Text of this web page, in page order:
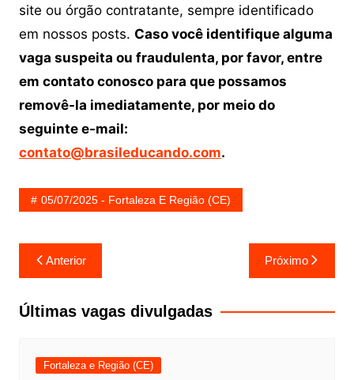
site ou órgão contratante, sempre identificado
em nossos posts. Caso você identifique alguma
vaga suspeita ou fraudulenta, por favor, entre
em contato conosco para que possamos
removê-la imediatamente, por meio do
seguinte e-mail:
contato@brasileducando.com.
05/07/2025 - Fortaleza E Região (CE)
Navegação
de
Post
Anterior Próximo
Últimas vagas divulgadas
Fortaleza e Região (CE)